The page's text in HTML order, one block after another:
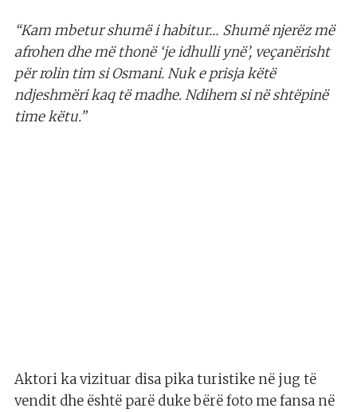
“Kam mbetur shumë i habitur… Shumë njerëz më
afrohen dhe më thonë ‘je idhulli ynë’, veçanërisht
për rolin tim si Osmani. Nuk e prisja këtë
ndjeshmëri kaq të madhe. Ndihem si në shtëpinë
time këtu.”
Aktori ka vizituar disa pika turistike në jug të
vendit dhe është parë duke bërë foto me fansa në